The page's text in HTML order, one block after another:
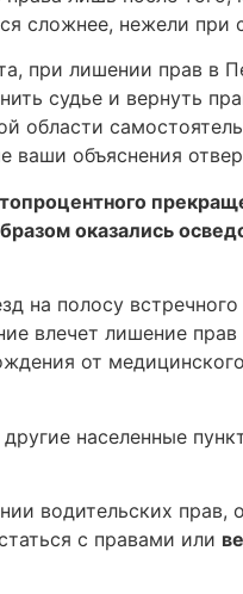
сложнее, нежели
при лишении прав в
судье и вернуть
области
объяснения
оказались
на полосу
влечет лишение
от
населенные
водительских прав,
с правами или